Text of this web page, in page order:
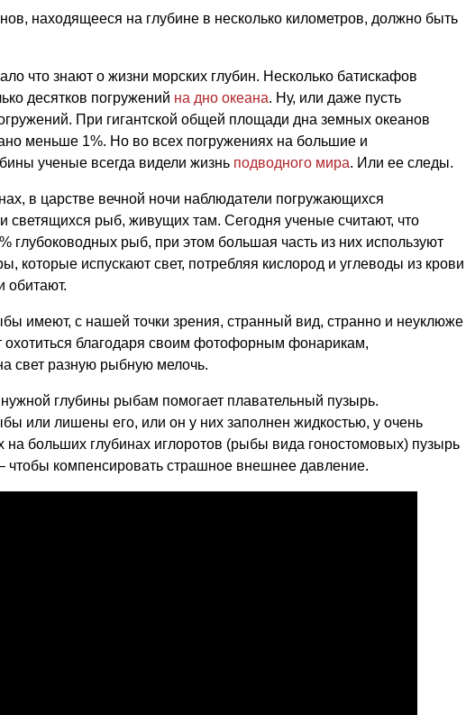
находящееся на глубине в несколько километров, должно быть
что знают о жизни морских глубин. Несколько батискафов
десятков погружений на дно океана. Ну, или даже пусть
При гигантской общей площади дна земных океанов
меньше 1%. Но во всех погружениях на большие и
ученые всегда видели жизнь подводного мира. Или ее следы.
в царстве вечной ночи наблюдатели погружающихся
светящихся рыб, живущих там. Сегодня ученые считают, что
глубоководных рыб, при этом большая часть из них используют
которые испускают свет, потребляя кислород и углеводы из крови
обитают.
имеют, с нашей точки зрения, странный вид, странно и неуклюже
охотиться благодаря своим фотофорным фонарикам,
свет разную рыбную мелочь.
глубины рыбам помогает плавательный пузырь.
или лишены его, или он у них заполнен жидкостью, у очень
на больших глубинах иглоротов (рыбы вида гоностомовых) пузырь
компенсировать страшное внешнее давление.